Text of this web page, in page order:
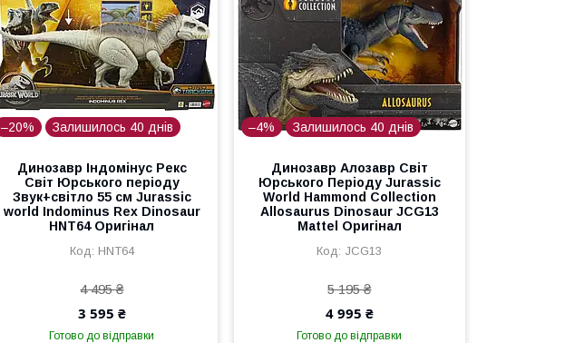
–20% Залишилось 40 днів
Динозавр Індомінус Рекс
Світ Юрського періоду
Звук+світло 55 см Jurassic
world Indominus Rex Dinosaur
HNT64 Оригінал
HNT64
4 495 ₴
3 595 ₴
Готово до відправки
–4% Залишилось 40 днів
Динозавр Алозавр Світ
Юрського Періоду Jurassic
World Hammond Collection
Allosaurus Dinosaur JCG13
Mattel Оригінал
JCG13
5 195 ₴
4 995 ₴
Готово до відправки